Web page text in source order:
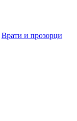
Врати и прозорци